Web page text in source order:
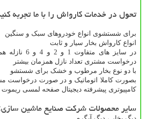
تحول در خدمات کارواش را با ما تجربه
برای شستشوی انواع خودروهای سبک و سنگین
انواع کارواش بخار سیار و ثابت
در سایز های
درخواست مشتری تعداد نازل همزمان بیشتر
با دو نوع بخار مرطوب و خشک برای شستشو
بصورت کاملا اتوماتیک و در صورت درخواست
کامپیوتری پیشرفته دیجیتال صفحه لمسی ریموت
سایر محصولات شرکت صنایع ماشین